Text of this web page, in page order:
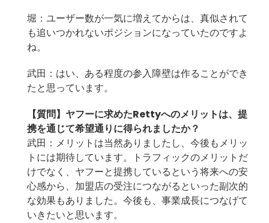
堀：ユーザー数が一気に増えてからは、真似されて
も追いつかれないポジションになっていたのですよ
ね。
武田：はい、ある程度の参入障壁は作ることができ
たと思っています。
【質問】 ヤフーに求めたRettyへのメリットは、提
携を通じて希望通りに得られましたか？
武田：メリットは当然ありましたし、今後もメリッ
トには期待しています。トラフィックのメリットだ
けでなく、ヤフーと提携しているという将来への安
心感から、加盟店の受注につながるといった副次的
な効果もありました。今後も、事業成長につなげて
いきたいと思います。